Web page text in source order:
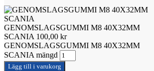
GENOMSLAGSGUMMI M8 40X32MM
SCANIA 100,00 kr
GENOMSLAGSGUMMI M8 40X32MM
SCANIA mängd
Lägg till i varukorg